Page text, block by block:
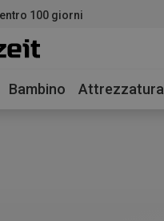
100 giorni
Bambino Attrezzatura